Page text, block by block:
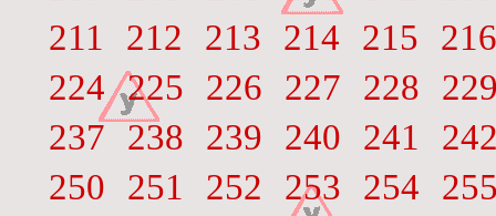
211
212 213 214 215
216
224 225 226 227 228
237
238 239 240 241
250
251 252 253 254